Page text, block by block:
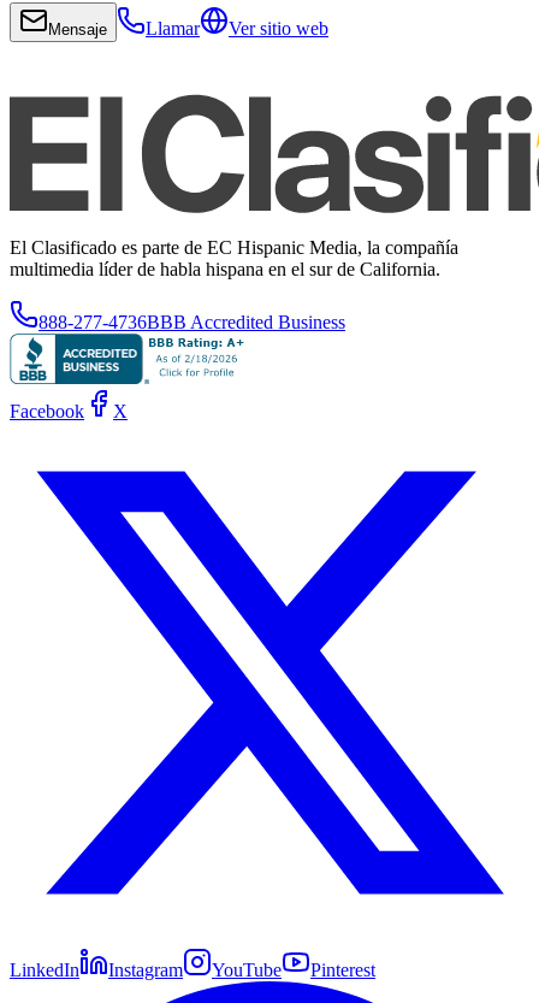
Mensaje Llamar Ver sitio web
El Clasificado es parte de EC Hispanic Media, la compañía
multimedia líder de habla hispana en el sur de California.
888-277-4736BBB Accredited Business
Facebook X
LinkedIn Instagram YouTube Pinterest